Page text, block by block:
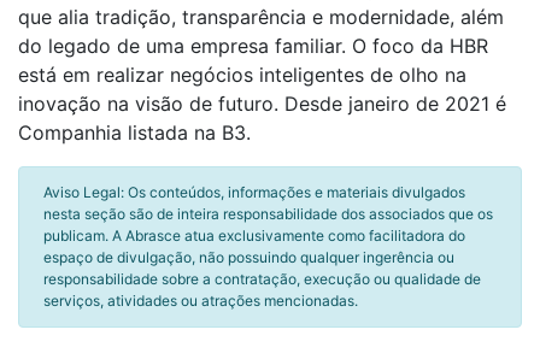
que alia tradição, transparência e modernidade, além
do legado de uma empresa familiar. O foco da HBR
está em realizar negócios inteligentes de olho na
inovação na visão de futuro. Desde janeiro de 2021 é
Companhia listada na B3.
Aviso Legal: Os conteúdos, informações e materiais divulgados
nesta seção são de inteira responsabilidade dos associados que os
publicam. A Abrasce atua exclusivamente como facilitadora do
espaço de divulgação, não possuindo qualquer ingerência ou
responsabilidade sobre a contratação, execução ou qualidade de
serviços, atividades ou atrações mencionadas.